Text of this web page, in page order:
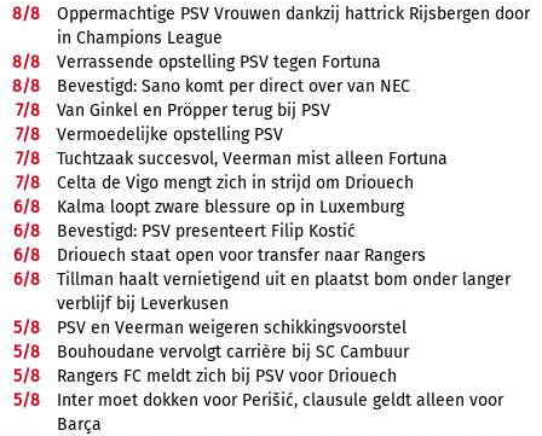
8/8
Oppermachtige PSV Vrouwen dankzij hattrick Rijsbergen door
in Champions League
8/8
Verrassende opstelling PSV tegen Fortuna
8/8
Bevestigd: Sano komt per direct over van NEC
7/8
Van Ginkel en Pröpper terug bij PSV
7/8
Vermoedelijke opstelling PSV
7/8
Tuchtzaak succesvol, Veerman mist alleen Fortuna
7/8
Celta de Vigo mengt zich in strijd om Driouech
6/8
Kalma loopt zware blessure op in Luxemburg
6/8
Bevestigd: PSV presenteert Filip Kostić
6/8
Driouech staat open voor transfer naar Rangers
6/8
Tillman haalt vernietigend uit en plaatst bom onder langer
verblijf bij Leverkusen
5/8
PSV en Veerman weigeren schikkingsvoorstel
5/8
Bouhoudane vervolgt carrière bij SC Cambuur
5/8
Rangers FC meldt zich bij PSV voor Driouech
5/8
Inter moet dokken voor Perišić, clausule geldt alleen voor
Barça